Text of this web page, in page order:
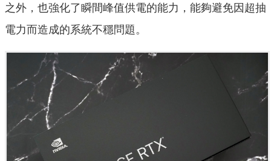
之外，也強化了瞬間峰值供電的能力，能夠避免因超抽
電力而造成的系統不穩問題。